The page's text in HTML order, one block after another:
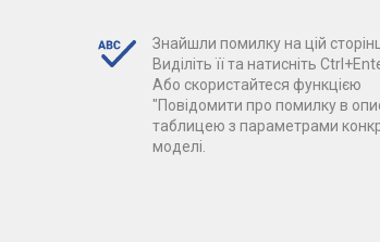
Знайшли помилку на цій
Виділіть її та натисніть
Або скористайтеся функцією
"Повідомити про помилку в
таблицею з параметрами
моделі.